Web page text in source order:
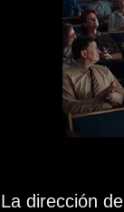
La dirección de